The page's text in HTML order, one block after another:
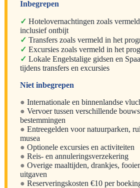
Inbegrepen
✓ Hotelovernachtingen zoals
inclusief ontbijt
✓ Transfers zoals vermeld in het
✓ Excursies zoals vermeld in het
✓ Lokale Engelstalige gidsen en
tijdens transfers en excursies
Niet inbegrepen
● Internationale en binnenlandse
● Vervoer tussen verschillende
bestemmingen
● Entreegelden voor natuurparken,
musea
● Optionele excursies en activiteiten
● Reis- en annuleringsverzekering
● Overige maaltijden, drankjes,
uitgaven
● Reserveringskosten €10 per